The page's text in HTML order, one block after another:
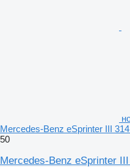
Mercedes-Benz eSprinter III
50
Mercedes-Benz eSprinter